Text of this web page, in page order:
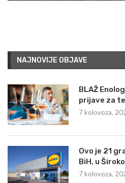
NAJNOVIJE OBJAVE
BLAŽ
prijave za
7 kolovoza,
Ovo je 21
BiH, u
7 kolovoza,